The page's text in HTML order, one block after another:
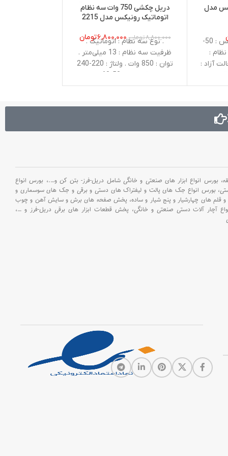
مدل
. توان : 280 وات . فرکانس : 50-
:
آزاد :
: 25 نیوتن متر .
دریل چکشی 750 وات سه نظام
اتوماتیک رونیکس مدل 2215
۸,۸۰۰,۰۰۰تومان ۶,۸۰۰,۰۰۰تومان
. نوع سه نظام : اتوماتیک .
ظرفیت سه نظام : 13 میلی‌متر .
توان : 850 وات . ولتاژ : 220-240
حداکثر ظرفیت سوراخکاری در
ظرفیت سوراخکاری درفلز : 13
سوراخکاری در بتن : 13 میلی‌متر .
کیلوگرم . متعلقات : دسته جانبی
طراحی شده توسط رونیکس،
میله تنظیم عمق،ذغال
رونیکس،
بورس انواع ابزار های صنعتی و خانگی شامل دریل-فرز- بتن کن و….، بورس انواع
بورس انواع جک های پالت و لیفتراک های دستی و برقی و جک های سوسماری و
قلم های چهارشیار و پنج شیار و ساده، پخش صفحه های برش و سایش آهن و چوب
آچار آلات دستی صنعتی و خانگی، پخش قطعات ابزار های برقی دریل-فرز و …،